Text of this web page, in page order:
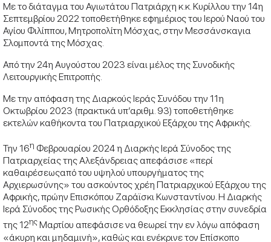
Με το διάταγμα του Αγιωτάτου Πατριάρχη κ.κ. Κυρίλλου την 14η
Σεπτεμβρίου 2022 τοποθετήθηκε εφημέριος του Ιερού Ναού του
Αγίου Φιλίππου, Μητροπολίτη Μόσχας, στην Μεσσάνσκαγια
Σλομποντά της Μόσχας.
Από την 24η Αυγούστου 2023 είναι μέλος της Συνοδικής
Λειτουργικής Επιτροπής.
Με την απόφαση της Διαρκούς Ιεράς Συνόδου την 11η
Οκτωβρίου 2023 (πρακτικά υπ’αριθμ. 93) τοποθετήθηκε
εκτελών καθήκοντα του Πατριαρχικού Εξάρχου της Αφρικής.
Την 16η Φεβρουαρίου 2024 η Διαρκής Ιερά Σύνοδος της
Πατριαρχείας της Αλεξάνδρειας απεφάσισε «περί
καθαιρέσεωςαπό του υψηλού υπουργήματος της
Αρχιερωσύνης» του ασκούντος χρέη Πατριαρχικού Εξάρχου της
Αφρικής, πρώην Επισκόπου Ζαράϊσκι Κωνσταντίνου. Η Διαρκής
Ιερά Σύνοδος της Ρωσικής Ορθόδοξης Εκκλησίας στην συνεδρία
της 12ηςΜαρτίου απεφάσισε να θεωρεί την εν λόγω απόφαση
«άκυρη και μηδαμινή», καθώς και ενέκρινε τον Επίσκοπο